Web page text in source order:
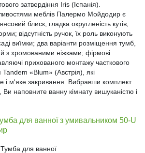
затвердіння Iris (Іспанія).
меблів Палермо Мойдодир є
блиск; гладка округленість кутів;
відсутність ручок, їх роль виконують
виїмки; два варіанти розміщення тумб,
з хромованими ніжками; фірмові
прихованого монтажу часткового
«Blum» (Австрія), які
і м'яке закривання. Вибравши комплект
наповните ванну кімнату вишуканістю і
для ванної з умивальником 50-U
Тумба для ванної